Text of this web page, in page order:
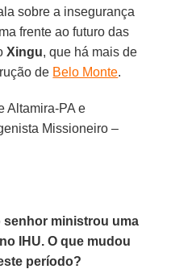
sobre a insegurança
frente ao futuro das
Xingu, que há mais de
de Belo Monte.
Altamira-PA e
Missioneiro –
senhor ministrou uma
IHU. O que mudou
período?